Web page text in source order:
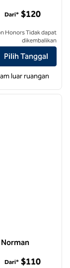
Dari* $120
Honors Tidak dapat
dikembalikan
Pilih Tanggal
luar ruangan
Dari* $110